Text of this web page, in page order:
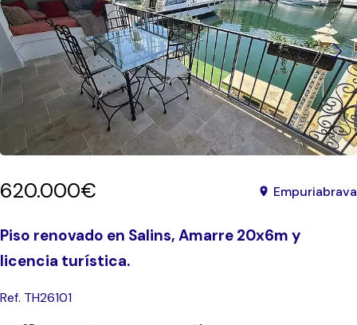
620.000€ Empuriabrava
Piso renovado en Salins, Amarre 20x6m y
licencia turística.
Ref. TH26101